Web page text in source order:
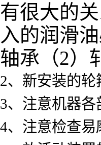
有很大的
入的润滑
轴承（2）
2、新安装的
3、注意机器
4、注意检查